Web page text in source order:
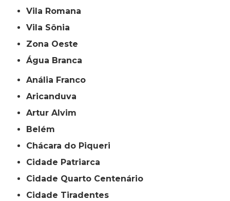
Vila Romana
Vila Sônia
Zona Oeste
Água Branca
Anália Franco
Aricanduva
Artur Alvim
Belém
Chácara do Piqueri
Cidade Patriarca
Cidade Quarto Centenário
Cidade Tiradentes